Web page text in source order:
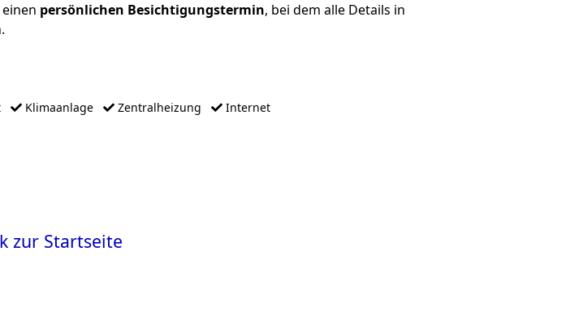
persönlichen Besichtigungstermin, bei dem alle Details in
Klimaanlage Zentralheizung Internet
zur Startseite